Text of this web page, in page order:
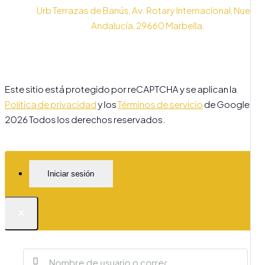
Urb Terrazas de Banús, Av. Rotary Internacional, Nueva
Andalucía, 29660 Marbella.
Este sitio está protegido por reCAPTCHA y se aplican la
Política de privacidady losTérminos de servicio de Google. ©
2026 Todos los derechos reservados.
Iniciar sesión